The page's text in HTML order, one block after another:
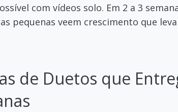
com vídeos solo. Em 2 a 3
pequenas veem crescimento que
de Duetos que